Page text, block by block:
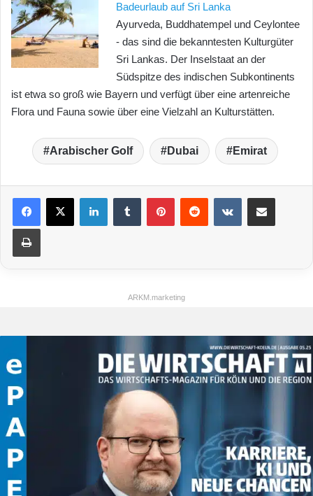
Badeurlaub auf Sri Lanka
Ayurveda, Buddhatempel und Ceylontee
- das sind die bekanntesten Kulturgüter
Sri Lankas. Der Inselstaat an der
Südspitze des indischen Subkontinents
ist etwa so groß wie Bayern und verfügt über eine artenreiche
Flora und Fauna sowie über eine Vielzahl an Kulturstätten.
Arabischer Golf Dubai Emirat
ARKM.marketing